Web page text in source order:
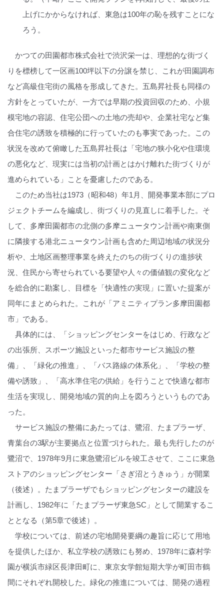
上げにかからなければ、東急は100年の恥を残すことにな
ろう。
かつての田園都市株式会社で渋沢栄一は、理想的な街づく
りを標榜して一区画100坪以下の分譲を禁じ、これが田園調布
など高級住宅街の風格を形成してきた。五島昇社長も同様の
方針をとっていたが、一方では早期の投資回収のため、小規
模宅地の容認、住宅公団への土地の売却や、企業社宅など集
合住宅の誘致を積極的に行っていたのも事実であった。この
状況を改めて俯瞰した五島昇社長は「宅地の狭小化や住環境
の悪化など、現実には当初の計画とはかけ離れた街づくりが
進められている」ことを憂慮したのである。
このため当社は1973（昭和48）年1月、開発事業本部にプロ
ジェクトチームを編成し、街づくりの見直しに着手した。そ
して、多摩田園都市の北側の多摩ニュータウン計画や南東側
に隣接する港北ニュータウン計画も含めた周辺地域の状況分
析や、土地区画整理事業を終えたのちの街づくりの進捗状
況、住民から寄せられている要望や人々の価値観の変化など
を総合的に勘案し、目標を「快適性の実現」に置いた提案が
同年にまとめられた。これが「アミニティプラン多摩田園都
市」である。
具体的には、「ショッピングセンターをはじめ、行政など
の出張所、スポーツ施設といった都市サービス施設の整
備」、「緑化の推進」、「バス路線の体系化」、「学校の整
備や誘致」、「高水準住宅の供給」を行うことで快適な都市
生活を実現し、開発地域の質的向上を図ろうというものであ
った。
サービス施設の整備にあたっては、鷺沼、たまプラーザ、
青葉台の3駅が主要拠点と位置づけられた。最も先行したのが
鷺沼で、1978年9月に東急鷺沼ビルを竣工させて、ここに東急
ストアのショッピングセンター「さぎ沼とうきゅう」が開業
（後述）。たまプラーザでもショッピングセンターの建設を
計画し、1982年に「たまプラーザ東急SC」として開業するこ
ととなる（第5章で後述）。
学校については、前述の宅地開発要綱の趣旨に応じて用地
を提供したほか、私立学校の誘致にも努め、1978年に森村学
園が横浜市緑区長津田町に、東京女学館短期大学が町田市鶴
間にそれぞれ開校した。緑化の推進については、開発の過程